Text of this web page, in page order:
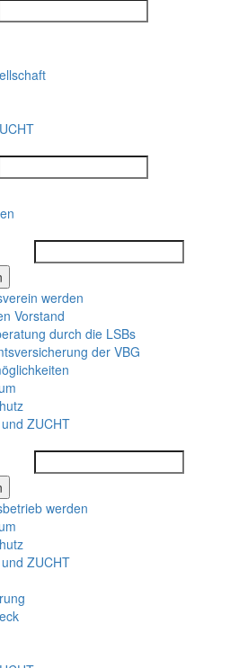
werden
Vorstand
durch die LSBs
der VBG
ZUCHT
werden
ZUCHT